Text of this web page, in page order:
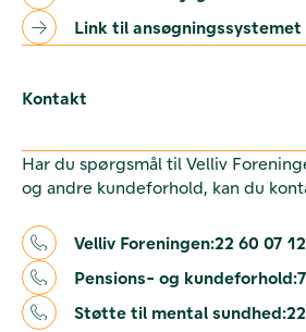
Link til ansøgningssystemet
Kontakt
Har du spørgsmål til Velliv
og andre kundeforhold, kan du
Velliv Foreningen:22 60 07 12
Pensions- og kundeforhold:
Støtte til mental sundhed: